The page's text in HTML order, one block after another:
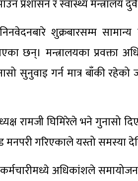
प्रशासन र स्वास्थ्य मन्त्रालय
शुक्रबारसम्म
छन्। मन्त्रालयका प्रवक्ता
सुनुवाइ गर्न मात्र बाँकी
रामजी घिमिरेले भने गुनासो
मनपरी गरिएकाले यस्तो समस्या
अधिकांशले